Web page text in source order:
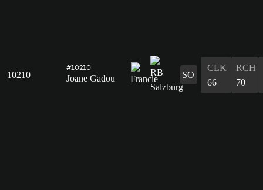
10210
#10210
Joane Gadou SO
CLK
66
RCH
70